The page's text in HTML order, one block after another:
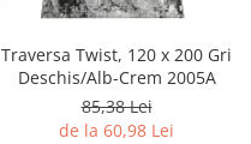
Traversa Twist, 120 x 200 Gri
Deschis/Alb-Crem 2005A
85,38 Lei
de la 60,98 Lei